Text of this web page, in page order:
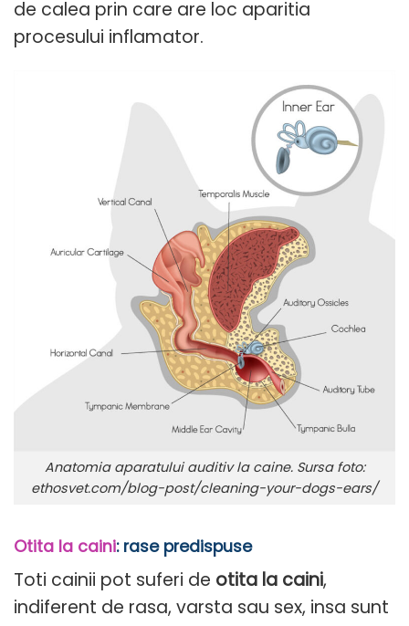
de calea prin care are loc aparitia
procesului inflamator.
Anatomia aparatului auditiv la caine. Sursa foto:
ethosvet.com/blog-post/cleaning-your-dogs-ears/
Otita la caini: rase predispuse
Toti cainii pot suferi de otita la caini,
indiferent de rasa, varsta sau sex, insa sunt